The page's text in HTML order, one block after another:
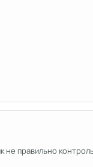
правильно